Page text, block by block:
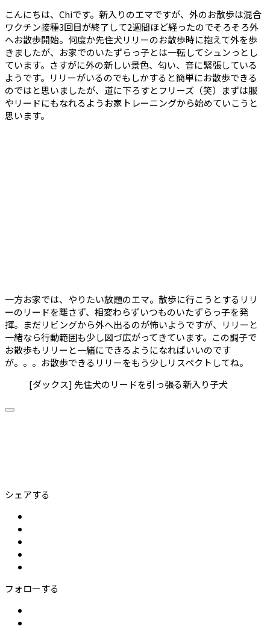
こんにちは、Chiです。新入りのエマですが、外のお散歩は混合
ワクチン接種3回目が終了して2週間ほど経ったのでそろそろ外
へお散歩開始。何度か先住犬リリーのお散歩時に抱えて外を歩
きましたが、お家でのいたずらっ子とは一転してシュンっとし
ています。さすがに外の新しい景色、匂い、音に緊張している
ようです。リリーがいるのでもしかすると簡単にお散歩できる
のではと思いましたが、道に下ろすとフリーズ（笑）まずは服
やリードにもなれるようお家トレーニングから始めていこうと
思います。
一方お家では、やりたい放題のエマ。散歩に行こうとするリリ
ーのリードを離さず、相変わらずいつものいたずらっ子を発
揮。まだリビングから外へ出るのが怖いようですが、リリーと
一緒なら行動範囲も少し図づ広がってきています。この調子で
お散歩もリリーと一緒にできるようになればいいのです
が。。。お散歩できるリリーをもう少しリスペクトしてね。
[ダックス] 先住犬のリードを引っ張る新入り子犬
シェアする
フォローする